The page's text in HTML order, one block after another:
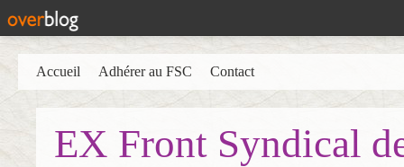
EX Front Syndical
Accueil Adhérer au FSC Contact